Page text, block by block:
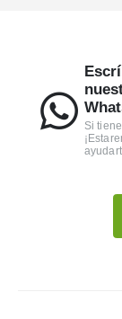
Si